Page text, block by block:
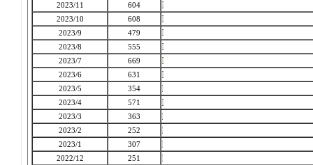
2023/11
604
2023/10
608
2023/9
479
2023/8
555
2023/7
669
2023/6
631
2023/5
354
2023/4
571
2023/3
363
2023/2
252
2023/1
307
2022/12
251